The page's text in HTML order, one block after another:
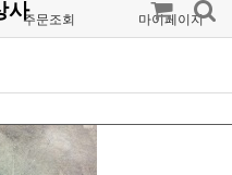
주문조회 마이페이지
사